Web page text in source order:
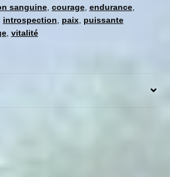
sanguine, courage, endurance,
introspection paix, puissante
, vitalité